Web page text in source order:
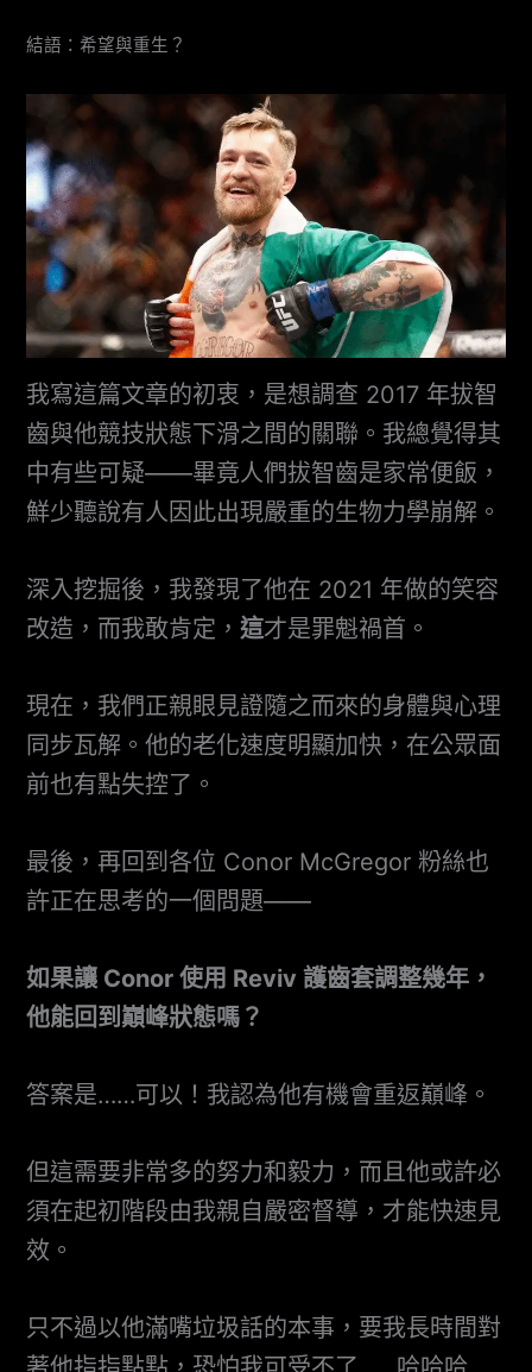
結語：希望與重生？
我寫這篇文章的初衷，是想調查 2017 年拔智
齒與他競技狀態下滑之間的關聯。我總覺得其
中有些可疑——畢竟人們拔智齒是家常便飯，
鮮少聽說有人因此出現嚴重的生物力學崩解。
深入挖掘後，我發現了他在 2021 年做的笑容
改造，而我敢肯定，這才是罪魁禍首。
現在，我們正親眼見證隨之而來的身體與心理
同步瓦解。他的老化速度明顯加快，在公眾面
前也有點失控了。
最後，再回到各位 Conor McGregor 粉絲也
許正在思考的一個問題——
如果讓 Conor 使用 Reviv 護齒套調整幾年，
他能回到巔峰狀態嗎？
答案是……可以！我認為他有機會重返巔峰。
但這需要非常多的努力和毅力，而且他或許必
須在起初階段由我親自嚴密督導，才能快速見
效。
只不過以他滿嘴垃圾話的本事，要我長時間對